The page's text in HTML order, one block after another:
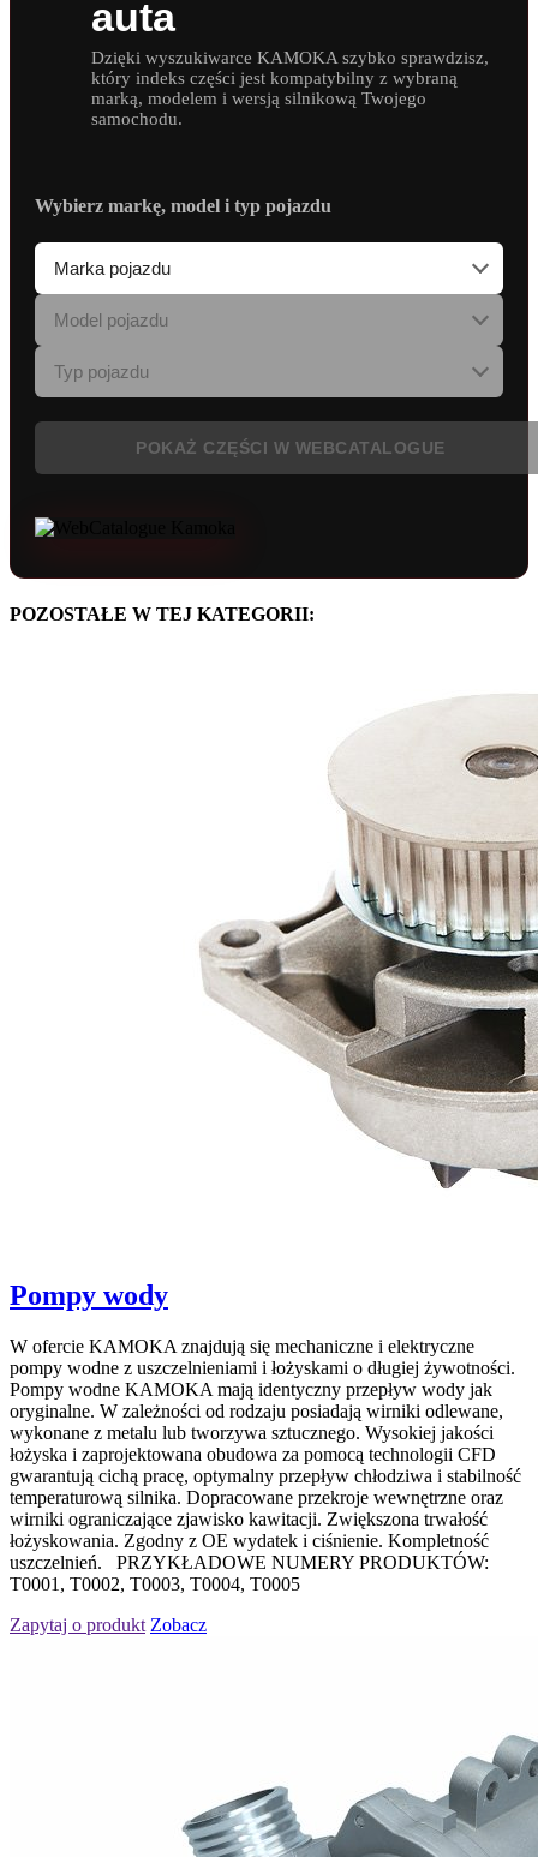
auta
Dzięki wyszukiwarce KAMOKA szybko sprawdzisz,
który indeks części jest kompatybilny z wybraną
marką, modelem i wersją silnikową Twojego
samochodu.
Wybierz markę, model i typ pojazdu
POKAŻ CZĘŚCI W WEBCATALOGUE
POZOSTAŁE W TEJ KATEGORII:
Pompy wody
W ofercie KAMOKA znajdują się mechaniczne i elektryczne
pompy wodne z uszczelnieniami i łożyskami o długiej żywotności.
Pompy wodne KAMOKA mają identyczny przepływ wody jak
oryginalne. W zależności od rodzaju posiadają wirniki odlewane,
wykonane z metalu lub tworzywa sztucznego. Wysokiej jakości
łożyska i zaprojektowana obudowa za pomocą technologii CFD
gwarantują cichą pracę, optymalny przepływ chłodziwa i stabilność
temperaturową silnika. Dopracowane przekroje wewnętrzne oraz
wirniki ograniczające zjawisko kawitacji. Zwiększona trwałość
łożyskowania. Zgodny z OE wydatek i ciśnienie. Kompletność
uszczelnień. PRZYKŁADOWE NUMERY PRODUKTÓW:
T0001, T0002, T0003, T0004, T0005
Zapytaj o produkt Zobacz